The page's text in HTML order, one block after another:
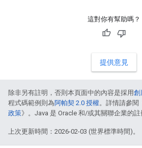
這對你有幫助嗎？
提供意見
除非另有註明，否則本頁面中的內容是採用創
程式碼範例則為阿帕契 2.0 授權。詳情請參閱
政策》。Java 是 Oracle 和/或其關聯企業的註
上次更新時間：2026-02-03 (世界標準時間)。